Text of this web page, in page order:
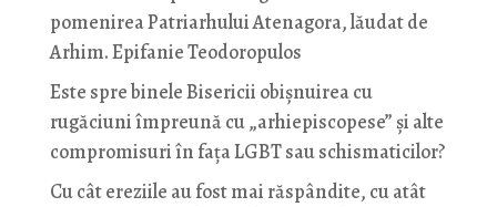
pomenirea Patriarhului Atenagora, lăudat de
Arhim. Epifanie Teodoropulos
Este spre binele Bisericii obișnuirea cu
rugăciuni împreună cu „arhiepiscopese” și alte
compromisuri în fața LGBT sau schismaticilor?
Cu cât ereziile au fost mai răspândite, cu atât